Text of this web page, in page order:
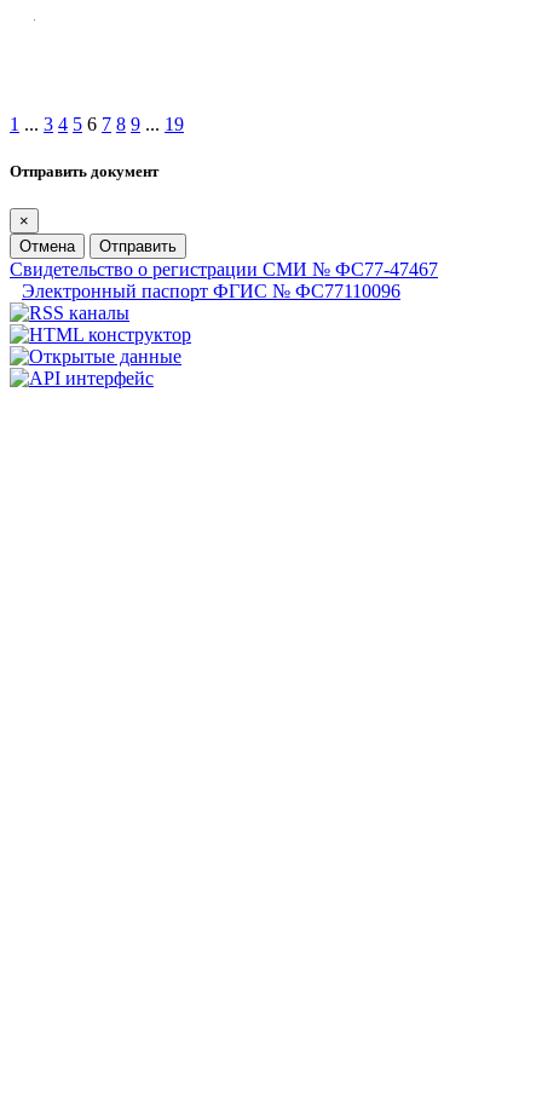
1 ... 3 4 5 6 7 8 9 ... 19
Отправить документ
×
Отмена
Отправить
Свидетельство о регистрации СМИ № ФС77-47467
Электронный паспорт ФГИС № ФС77110096